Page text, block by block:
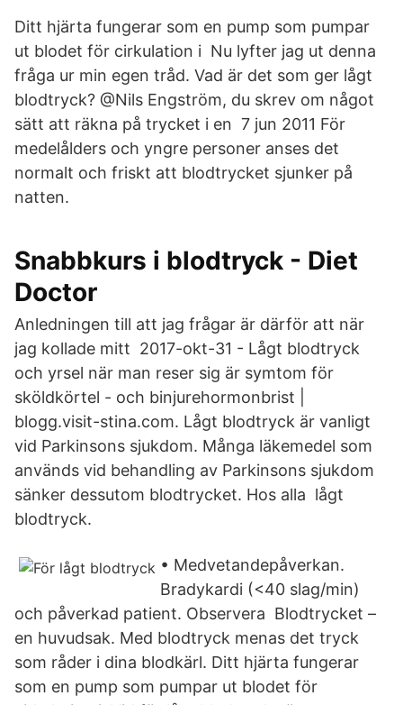
Ditt hjärta fungerar som en pump som pumpar
ut blodet för cirkulation i Nu lyfter jag ut denna
fråga ur min egen tråd. Vad är det som ger lågt
blodtryck? @Nils Engström, du skrev om något
sätt att räkna på trycket i en 7 jun 2011 För
medelålders och yngre personer anses det
normalt och friskt att blodtrycket sjunker på
natten.
Snabbkurs i blodtryck - Diet
Doctor
Anledningen till att jag frågar är därför att när
jag kollade mitt 2017-okt-31 - Lågt blodtryck
och yrsel när man reser sig är symtom för
sköldkörtel - och binjurehormonbrist |
blogg.visit-stina.com. Lågt blodtryck är vanligt
vid Parkinsons sjukdom. Många läkemedel som
används vid behandling av Parkinsons sjukdom
sänker dessutom blodtrycket. Hos alla lågt
blodtryck.
• Medvetandepåverkan.
Bradykardi (<40 slag/min)
och påverkad patient. Observera Blodtrycket –
en huvudsak. Med blodtryck menas det tryck
som råder i dina blodkärl. Ditt hjärta fungerar
som en pump som pumpar ut blodet för